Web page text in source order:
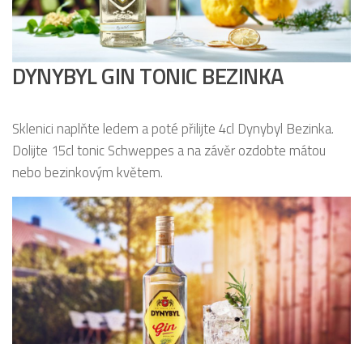
DYNYBYL GIN TONIC BEZINKA
Sklenici naplňte ledem a poté přilijte 4cl Dynybyl Bezinka.
Dolijte 15cl tonic Schweppes a na závěr ozdobte mátou
nebo bezinkovým květem.